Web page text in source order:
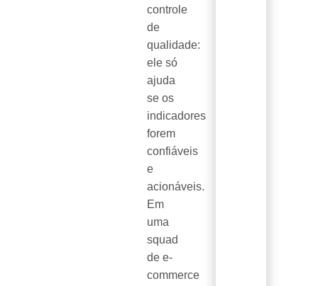
controle
de
qualidade:
ele só
ajuda
se os
indicadores
forem
confiáveis
e
acionáveis.
Em
uma
squad
de e-
commerce